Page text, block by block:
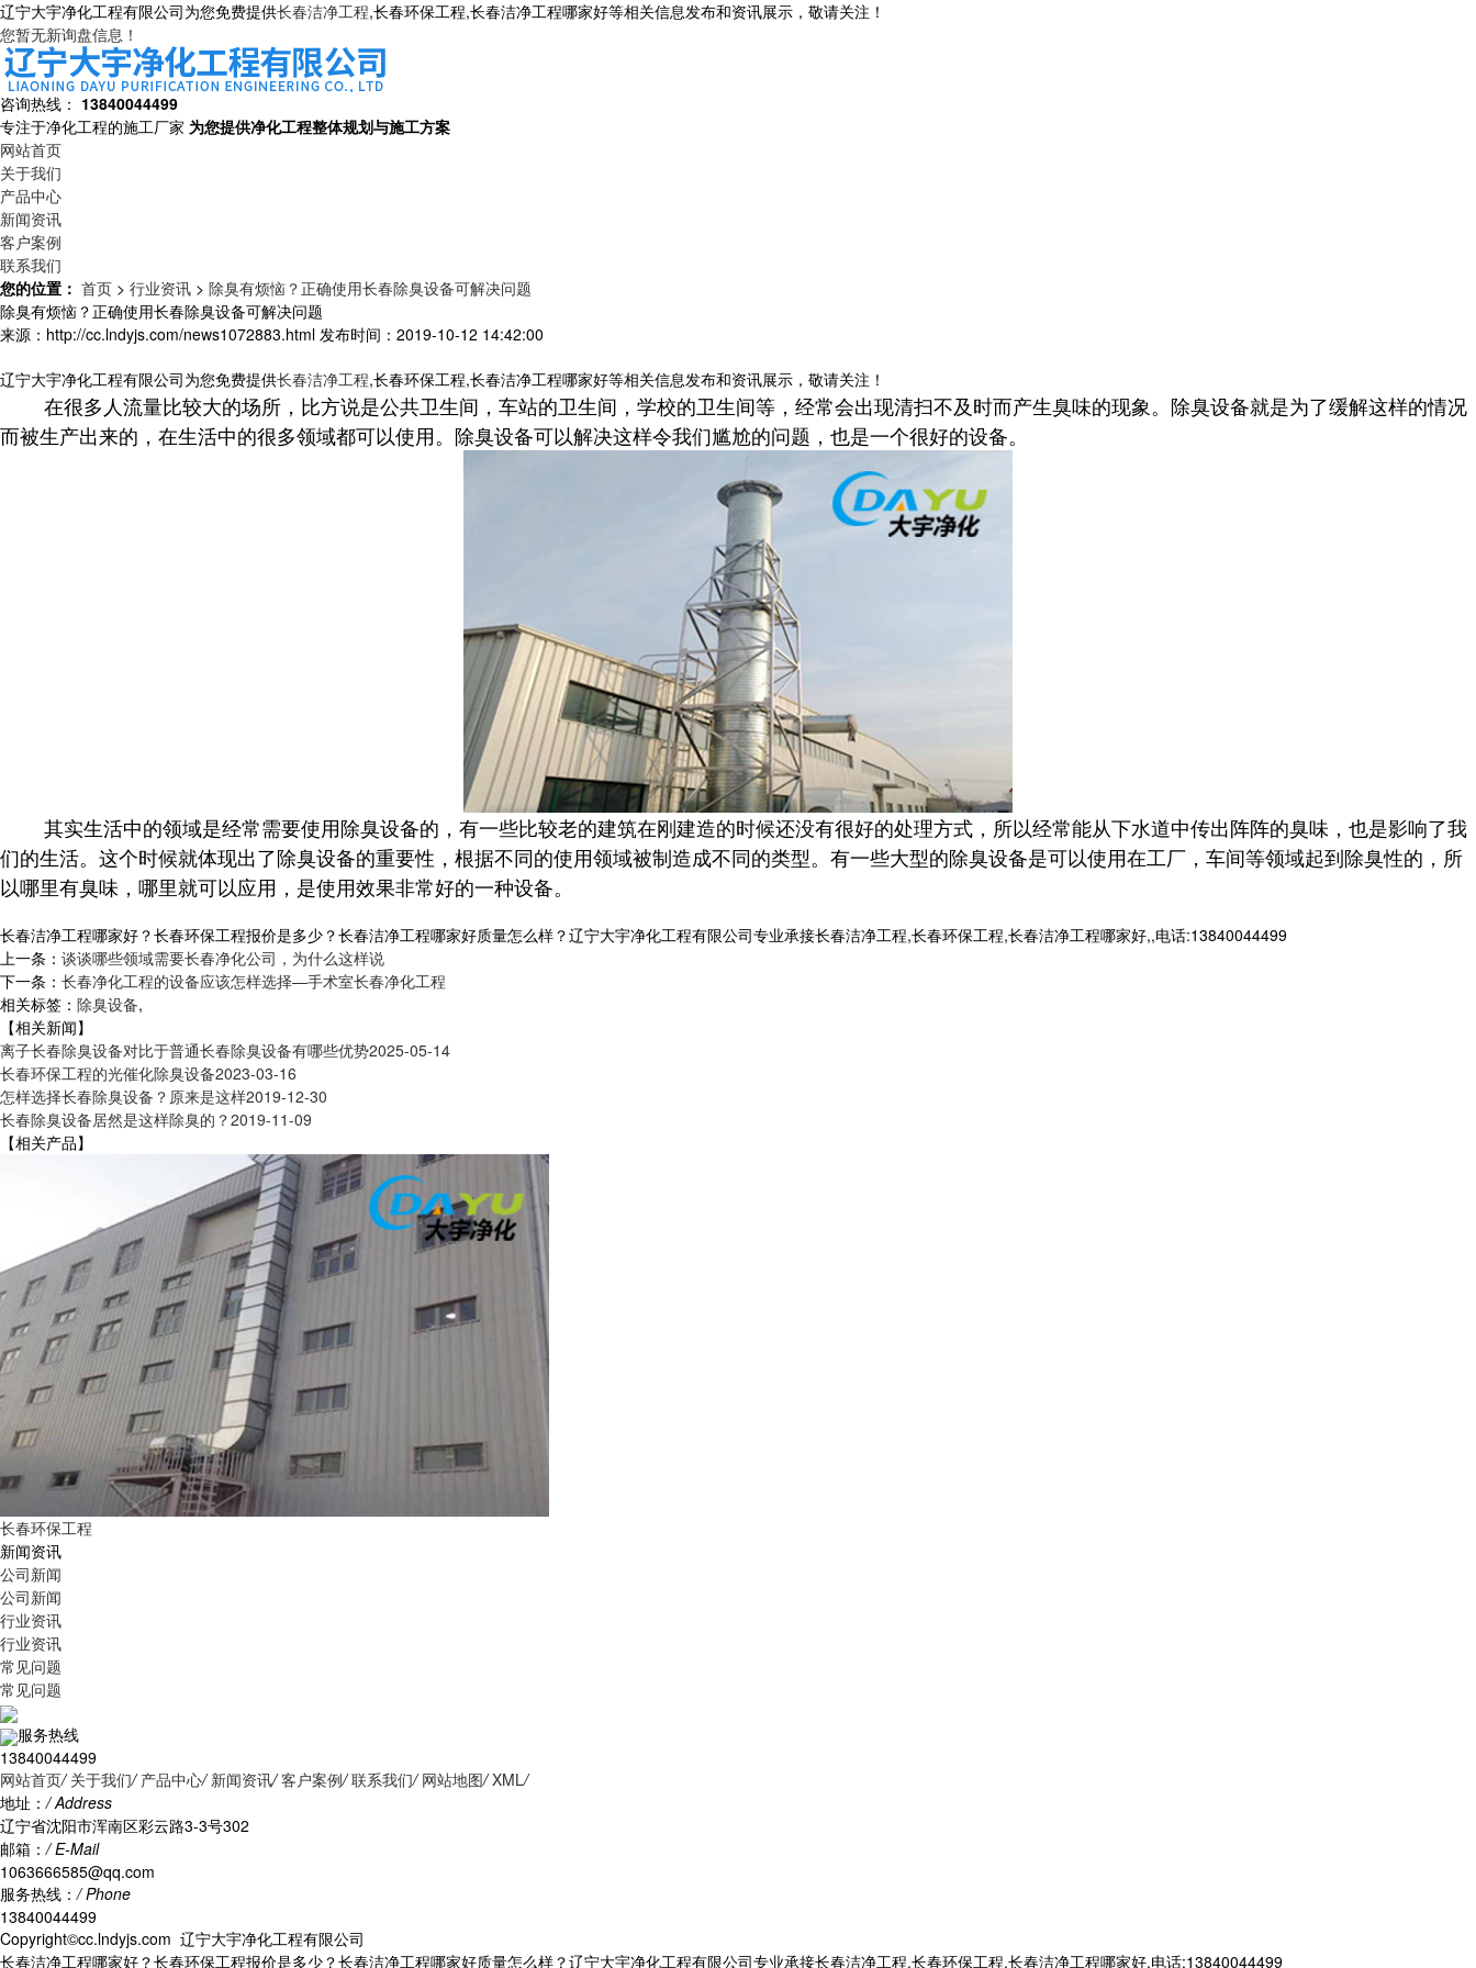
辽宁大宇净化工程有限公司为您免费提供长春洁净工程,长春环保工程,长春洁净工程哪家好等相关信息发布和资讯展示，敬请关注！
您暂无新询盘信息！
咨询热线： 13840044499
专注于净化工程的施工厂家 为您提供净化工程整体规划与施工方案
网站首页
关于我们
产品中心
新闻资讯
客户案例
联系我们
您的位置： 首页 > 行业资讯 > 除臭有烦恼？正确使用长春除臭设备可解决问题
除臭有烦恼？正确使用长春除臭设备可解决问题
来源：http://cc.lndyjs.com/news1072883.html 发布时间：2019-10-12 14:42:00
辽宁大宇净化工程有限公司为您免费提供长春洁净工程,长春环保工程,长春洁净工程哪家好等相关信息发布和资讯展示，敬请关注！
在很多人流量比较大的场所，比方说是公共卫生间，车站的卫生间，学校的卫生间等，经常会出现清扫不及时而产生臭味的现象。除臭设备就是为了缓解这样的情况
而被生产出来的，在生活中的很多领域都可以使用。除臭设备可以解决这样令我们尴尬的问题，也是一个很好的设备。
其实生活中的领域是经常需要使用除臭设备的，有一些比较老的建筑在刚建造的时候还没有很好的处理方式，所以经常能从下水道中传出阵阵的臭味，也是影响了我
们的生活。这个时候就体现出了除臭设备的重要性，根据不同的使用领域被制造成不同的类型。有一些大型的除臭设备是可以使用在工厂，车间等领域起到除臭性的，所
以哪里有臭味，哪里就可以应用，是使用效果非常好的一种设备。
长春洁净工程哪家好？长春环保工程报价是多少？长春洁净工程哪家好质量怎么样？辽宁大宇净化工程有限公司专业承接长春洁净工程,长春环保工程,长春洁净工程哪家好,,电话:13840044499
上一条： 谈谈哪些领域需要长春净化公司，为什么这样说
下一条： 长春净化工程的设备应该怎样选择—手术室长春净化工程
相关标签： 除臭设备,
【相关新闻】
离子长春除臭设备对比于普通长春除臭设备有哪些优势2025-05-14
长春环保工程的光催化除臭设备2023-03-16
怎样选择长春除臭设备？原来是这样2019-12-30
长春除臭设备居然是这样除臭的？2019-11-09
【相关产品】
长春环保工程
新闻资讯
公司新闻
公司新闻
行业资讯
行业资讯
常见问题
常见问题
服务热线
13840044499
网站首页/ 关于我们/ 产品中心/ 新闻资讯/ 客户案例/ 联系我们/ 网站地图/ XML/
地址：/ Address
辽宁省沈阳市浑南区彩云路3-3号302
邮箱：/ E-Mail
1063666585@qq.com
服务热线：/ Phone
13840044499
Copyright©cc.lndyjs.com 辽宁大宇净化工程有限公司
长春洁净工程哪家好？长春环保工程报价是多少？长春洁净工程哪家好质量怎么样？辽宁大宇净化工程有限公司专业承接长春洁净工程,长春环保工程,长春洁净工程哪家好,电话:13840044499